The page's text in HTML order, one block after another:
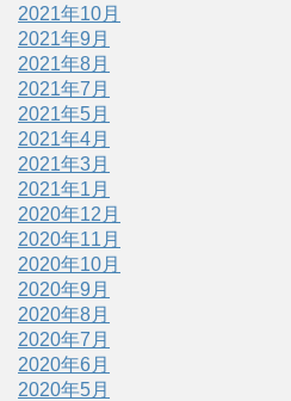
2021年10月
2021年9月
2021年8月
2021年7月
2021年5月
2021年4月
2021年3月
2021年1月
2020年12月
2020年11月
2020年10月
2020年9月
2020年8月
2020年7月
2020年6月
2020年5月